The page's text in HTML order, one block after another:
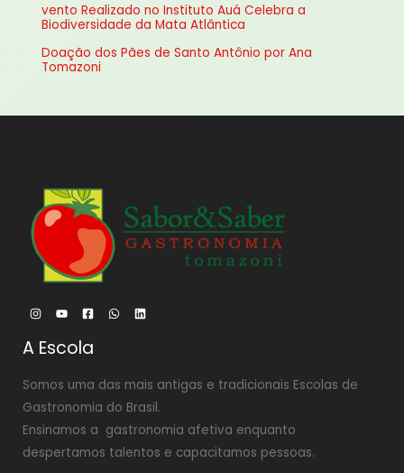
o
:
vento Realizado no Instituto Auá Celebra a
Biodiversidade da Mata Atlântica
Doação dos Pães de Santo Antônio por Ana
Tomazoni
A Escola
Somos uma das mais antigas e tradicionais Escolas de
Gastronomia do Brasil.
Ensinamos a gastronomia afetiva enquanto
despertamos talentos e capacitamos pessoas.